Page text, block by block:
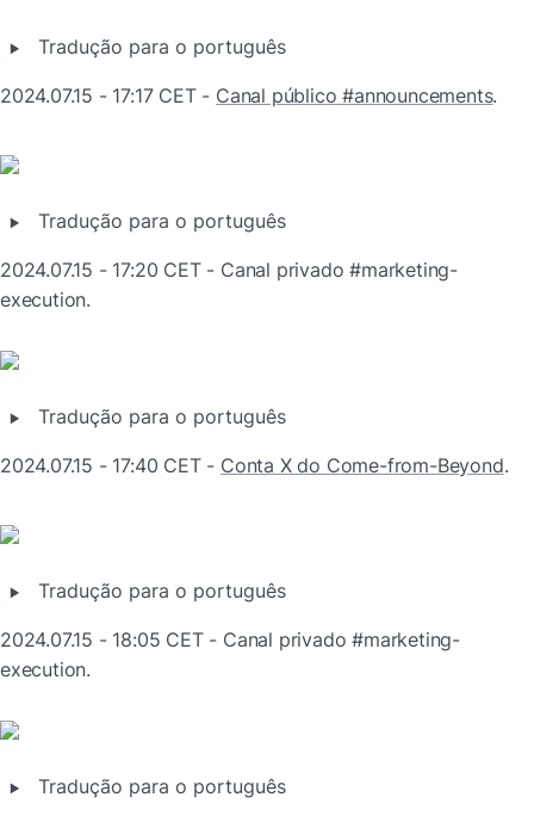
‣ Tradução para o português
2024.07.15 - 17:17 CET - Canal público #announcements.
‣ Tradução para o português
2024.07.15 - 17:20 CET - Canal privado #marketing-
execution.
‣ Tradução para o português
2024.07.15 - 17:40 CET - Conta X do Come-from-Beyond.
‣ Tradução para o português
2024.07.15 - 18:05 CET - Canal privado #marketing-
execution.
‣ Tradução para o português